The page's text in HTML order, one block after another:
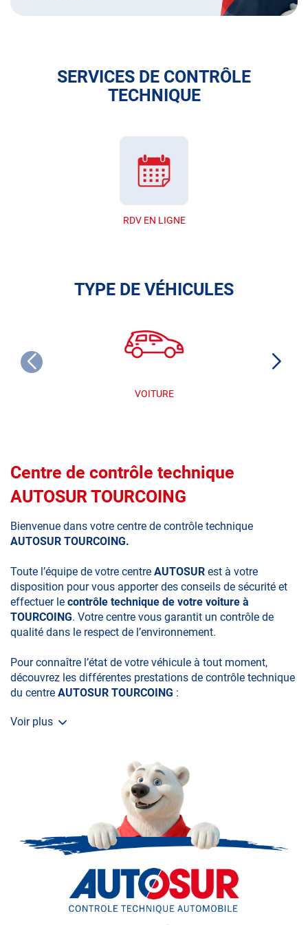
SERVICES DE CONTRÔLE
TECHNIQUE
RDV EN LIGNE
TYPE DE VÉHICULES
VOITURE
Centre de contrôle technique
AUTOSUR TOURCOING
Bienvenue dans votre centre de contrôle technique
AUTOSUR TOURCOING.
Toute l’équipe de votre centre AUTOSUR est à votre
disposition pour vous apporter des conseils de sécurité et
effectuer le contrôle technique de votre voiture à
TOURCOING. Votre centre vous garantit un contrôle de
qualité dans le respect de l’environnement.
Pour connaître l’état de votre véhicule à tout moment,
découvrez les différentes prestations de contrôle technique
du centre AUTOSUR TOURCOING :
• le contrôle technique obligatoire
• le contrôle des véhicules hybrides ou électriques
• le contrôle technique des véhicules GPL/Gaz*
• le pré-contrôle contrôle technique ou contrôle technique
volontaire / partiel
Voir plus